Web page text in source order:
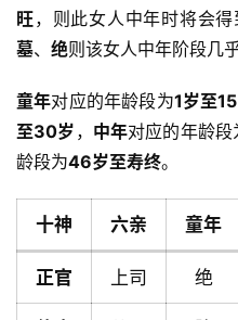
旺，则此女人中年时将会
墓、 绝则该女人中年阶段几
童年对应的年龄段为1岁至
至30岁 ， 中年对应的年龄段
龄段为46岁至寿终。
十神 六亲 童年
正官 上司 绝